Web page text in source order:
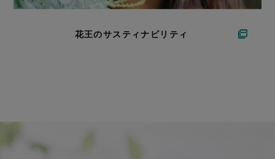
花王のサスティナビリティ